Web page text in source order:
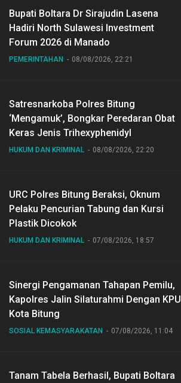
Bupati Boltara Dr Sirajudin Lasena
Hadiri North Sulawesi Investment
Forum 2026 di Manado
PEMERINTAHAN 08/08/2026, 22:21
Satresnarkoba Polres Bitung
‘Mengamuk’, Bongkar Peredaran Obat
Keras Jenis Trihexyphenidyl
HUKUM DAN KRIMINAL 08/08/2026, 22:20
URC Polres Bitung Beraksi, Oknum
Pelaku Pencurian Tabung dan Kursi
Plastik Dicokok
HUKUM DAN KRIMINAL 07/08/2026, 18:57
Sinergi Pengamanan Tahapan Pemilu,
Kapolres Jalin Silaturahmi Dengan KPU
Kota Bitung
SOSIAL KEMASYARAKATAN 07/08/2026, 11:04
Tanam Tabela Berhasil, Bupati Boltara